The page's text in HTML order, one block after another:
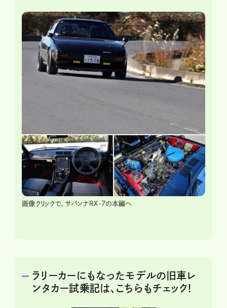
画像クリックで、サバンナRX-7の本編へ
ラリーカーにもなったモデルの旧車レ
ンタカー試乗記は、こちらもチェック!